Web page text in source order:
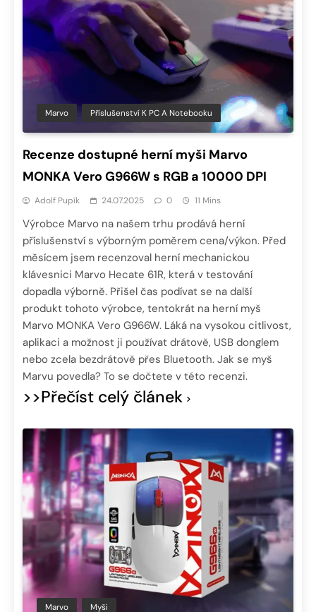
Marvo Příslušenství K PC A Notebooku
Recenze dostupné herní myši Marvo
MONKA Vero G966W s RGB a 10000 DPI
Adolf Pupík 24.07.2025 0 11 Mins
Výrobce Marvo na našem trhu prodává herní
příslušenství s výborným poměrem cena/výkon. Před
měsícem jsem recenzoval herní mechanickou
klávesnici Marvo Hecate 61R, která v testování
dopadla výborně. Přišel čas podívat se na další
produkt tohoto výrobce, tentokrát na herní myš
Marvo MONKA Vero G966W. Láká na vysokou citlivost,
aplikaci a možnost ji používat drátově, USB donglem
nebo zcela bezdrátově přes Bluetooth. Jak se myš
Marvu povedla? To se dočtete v této recenzi.
>>Přečíst celý článek
Marvo Myši